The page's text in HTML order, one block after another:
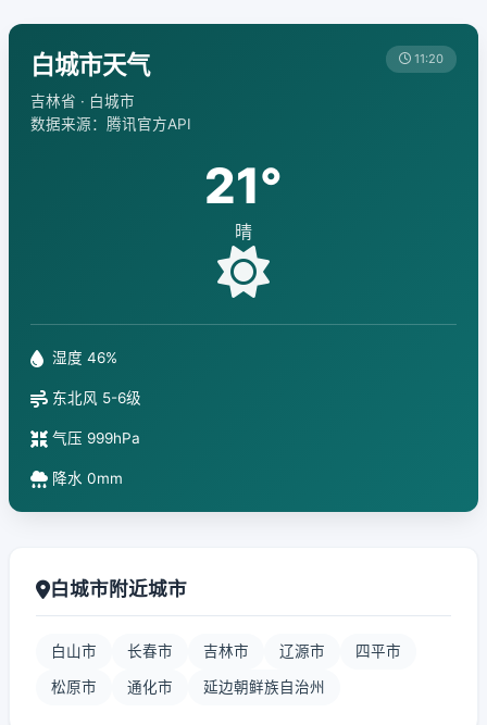
白城市天气
吉林省 · 白城市
数据来源：腾讯官方API
11:20
21°
晴
湿度 46%
东北风 5-6级
气压 999hPa
降水 0mm
白城市附近城市
白山市 长春市 吉林市 辽源市 四平市
松原市 通化市 延边朝鲜族自治州